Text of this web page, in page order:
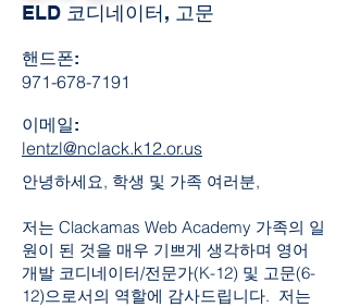
ELD 코디네이터, 고문
핸드폰:
971-678-7191
이메일:
lentzl@nclack.k12.or.us
안녕하세요, 학생 및 가족 여러분,
저는 Clackamas Web Academy 가족의 일
원이 된 것을 매우 기쁘게 생각하며 영어
개발 코디네이터/전문가(K-12) 및 고문(6-
12)으로서의 역할에 감사드립니다. 저는